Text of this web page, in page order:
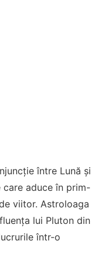
între Lună și
aduce în prim-
viitor. Astroloaga
lui Pluton din
într-o